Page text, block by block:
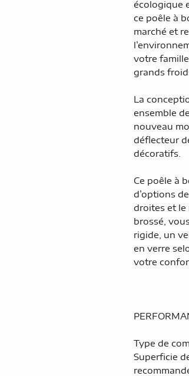
écologique
ce poêle à
marché et
votre
grands
La
ensemble
nouveau
déflecteur
décoratifs.
Ce poêle à
d’options
droites et le
brossé,
rigide, un
en verre
votre
Type de
Superficie